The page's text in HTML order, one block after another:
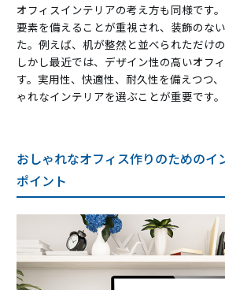
オフィスインテリアの考え方も同様です
要素を備えることが重視され、装飾のな
た。例えば、机が整然と並べられただけ
しかし最近では、デザイン性の高いオフ
す。実用性、快適性、耐久性を備えつつ
ゃれなインテリアを選ぶことが重要です。
おしゃれなオフィス作りのためのイ
ポイント